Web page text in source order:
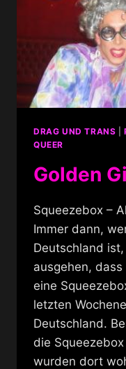
DRAG UND TRANS |
QUEER
Golden
Squeezebox –
Immer dann,
Deutschland
ausgehen,
eine
letzten
Deutschland.
die
wurden dort